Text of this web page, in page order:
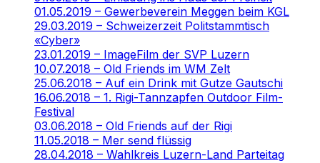
01.05.2019 – Gewerbeverein Meggen beim KGL
29.03.2019 – Schweizerzeit Politstammtisch
«Cyber»
23.01.2019 – ImageFilm der SVP Luzern
10.07.2018 – Old Friends im WM Zelt
25.06.2018 – Auf ein Drink mit Gutze Gautschi
16.06.2018 – 1. Rigi-Tannzapfen Outdoor Film-
Festival
03.06.2018 – Old Friends auf der Rigi
11.05.2018 – Mer send flüssig
28.04.2018 – Wahlkreis Luzern-Land Parteitag